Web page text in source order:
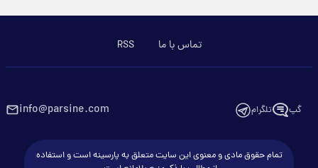
تماس با ما RSS
گپ تلگرام info@parsine.com
تمام حقوق مادی و معنوی این سایت متعلق به پارسینه است و استفاده